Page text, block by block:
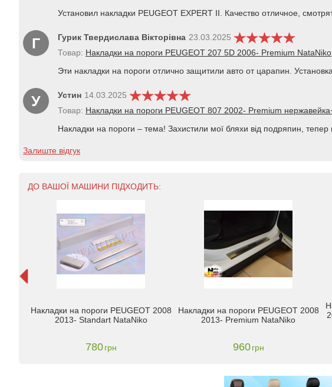
Установил накладки PEUGEOT EXPERT II. Качество отличное,
Г Гурик Твердислава Вікторівна 23.03.2025
Товар: Накладки на пороги PEUGEOT 207 5D 2006- Premium NataNiko
Эти накладки на пороги отлично защитили авто от царапин.
У Устин 14.03.2025
Товар: Накладки на пороги PEUGEOT 807 2002- Premium
Накладки на пороги – тема! Захистили мої бляхи від подряпин,
Залиште відгук
ДО ВАШОЇ МАШИНИ ПІДХОДИТЬ:
Накладки на пороги PEUGEOT 2008
2013- Standart NataNiko
780 грн
Накладки на пороги PEUGEOT 2008
2013- Premium NataNiko
960грн